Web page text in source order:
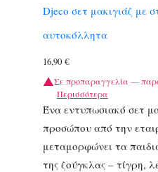
Djeco σετ μακιγιάζ με
αυτοκόλλητα
16,90 €
Σε προπαραγγελία —
Περισσότερα
Ένα εντυπωσιακό σετ
προσώπου από την
μεταμορφώνει τα
της ζούγκλας – τίγρη,